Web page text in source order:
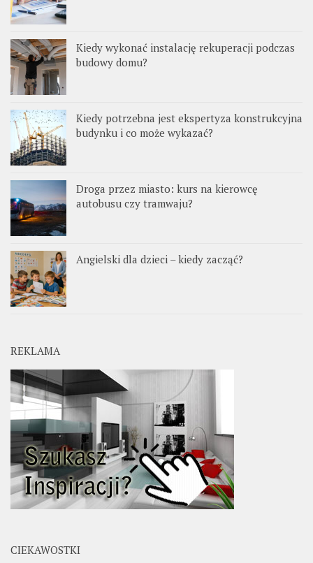
Kiedy wykonać instalację rekuperacji podczas
budowy domu?
Kiedy potrzebna jest ekspertyza konstrukcyjna
budynku i co może wykazać?
Droga przez miasto: kurs na kierowcę
autobusu czy tramwaju?
Angielski dla dzieci – kiedy zacząć?
REKLAMA
CIEKAWOSTKI